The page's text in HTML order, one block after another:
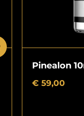
Pinealon
€ 59,00